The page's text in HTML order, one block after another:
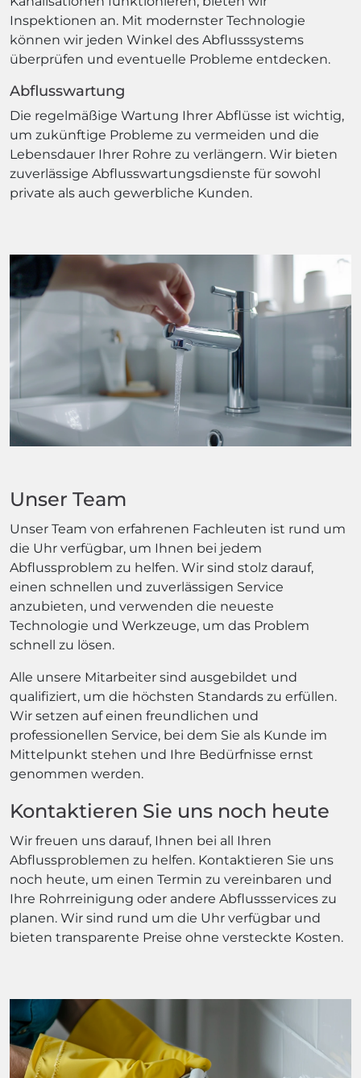
Inspektionen an. Mit modernster Technologie
können wir jeden Winkel des Abflusssystems
überprüfen und eventuelle Probleme entdecken.
Abflusswartung
Die regelmäßige Wartung Ihrer Abflüsse ist wichtig,
um zukünftige Probleme zu vermeiden und die
Lebensdauer Ihrer Rohre zu verlängern. Wir bieten
zuverlässige Abflusswartungsdienste für sowohl
private als auch gewerbliche Kunden.
Unser Team
Unser Team von erfahrenen Fachleuten ist rund um
die Uhr verfügbar, um Ihnen bei jedem
Abflussproblem zu helfen. Wir sind stolz darauf,
einen schnellen und zuverlässigen Service
anzubieten, und verwenden die neueste
Technologie und Werkzeuge, um das Problem
schnell zu lösen.
Alle unsere Mitarbeiter sind ausgebildet und
qualifiziert, um die höchsten Standards zu erfüllen.
Wir setzen auf einen freundlichen und
professionellen Service, bei dem Sie als Kunde im
Mittelpunkt stehen und Ihre Bedürfnisse ernst
genommen werden.
Kontaktieren Sie uns noch heute
Wir freuen uns darauf, Ihnen bei all Ihren
Abflussproblemen zu helfen. Kontaktieren Sie uns
noch heute, um einen Termin zu vereinbaren und
Ihre Rohrreinigung oder andere Abflussservices zu
planen. Wir sind rund um die Uhr verfügbar und
bieten transparente Preise ohne versteckte Kosten.